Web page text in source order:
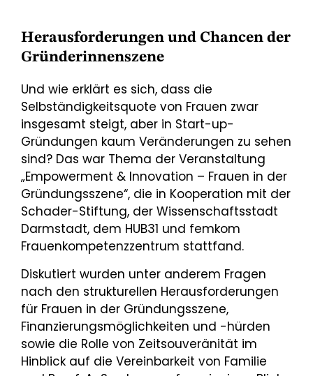
Herausforderungen und Chancen der
Gründerinnenszene
Und wie erklärt es sich, dass die
Selbständigkeitsquote von Frauen zwar
insgesamt steigt, aber in Start-up-
Gründungen kaum Veränderungen zu sehen
sind? Das war Thema der Veranstaltung
„Empowerment & Innovation – Frauen in der
Gründungsszene“, die in Kooperation mit der
Schader-Stiftung, der Wissenschaftsstadt
Darmstadt, dem HUB31 und femkom
Frauenkompetenzzentrum stattfand.
Diskutiert wurden unter anderem Fragen
nach den strukturellen Herausforderungen
für Frauen in der Gründungsszene,
Finanzierungsmöglichkeiten und -hürden
sowie die Rolle von Zeitsouveränität im
Hinblick auf die Vereinbarkeit von Familie